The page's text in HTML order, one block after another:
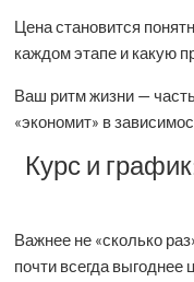
Цена становится
каждом этапе и какую
Ваш ритм жизни —
«экономит» в
Курс и
Важнее не «сколько
почти всегда выгоднее